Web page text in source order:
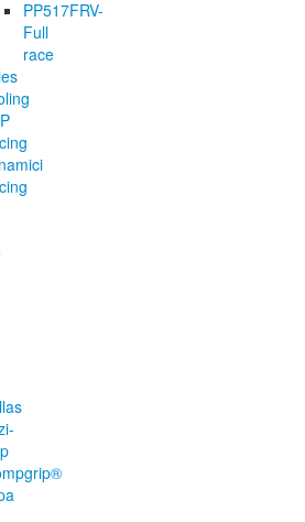
PP517FRV-
Full
race